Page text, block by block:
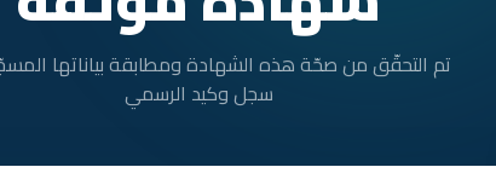
تم التحقّق من صحّة هذه الشهادة ومطابقة بياناتها
سجل وكيد الرسمي